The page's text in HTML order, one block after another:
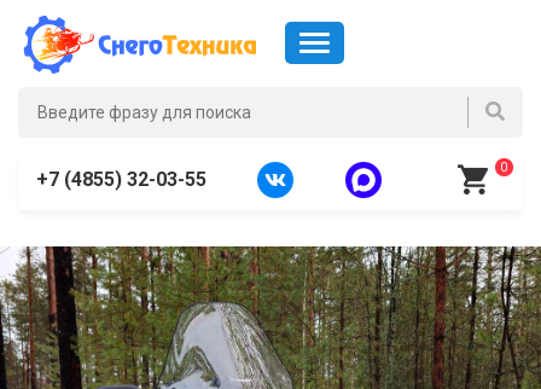
+7 (4855) 32-03-55
0